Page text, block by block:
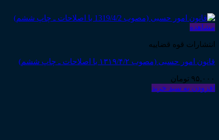
مشاهده
انتشارات قوه قضاییه
قانون امور حسبی (مصوب ۱۳۱۹/۴/۲ با اصلاحات ـ چاپ ششم)
۹۵,۰۰۰ تومان
افزودن به سبد خرید